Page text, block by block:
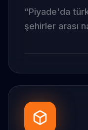
“Piyade'da
şehirler arası